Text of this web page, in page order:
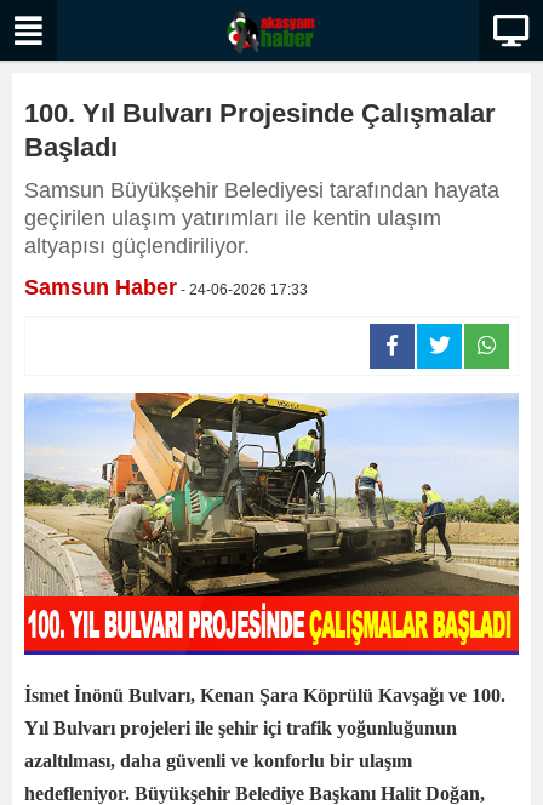
100. Yıl Bulvarı Projesinde Çalışmalar
Başladı
​​​​​​​Samsun Büyükşehir Belediyesi tarafından hayata
geçirilen ulaşım yatırımları ile kentin ulaşım
altyapısı güçlendiriliyor.
Samsun Haber - 24-06-2026 17:33
İsmet İnönü Bulvarı, Kenan Şara Köprülü Kavşağı ve 100.
Yıl Bulvarı projeleri ile şehir içi trafik yoğunluğunun
azaltılması, daha güvenli ve konforlu bir ulaşım
hedefleniyor. Büyükşehir Belediye Başkanı Halit Doğan,